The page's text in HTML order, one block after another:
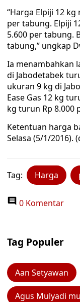
“Harga Elpiji 12
per tabung. Elpiji
5.600 per tabung.
tabung,” ungkap
Ia menambahkan
di Jabodetabek
ukuran 9 kg di
Ease Gas 12 kg
kg turun Rp 8.000
Ketentuan harga
Selasa (5/1/2016).
Tag: Harga
0 Komentar
Tag Populer
Aan Setyawan
Agus Mulyadi